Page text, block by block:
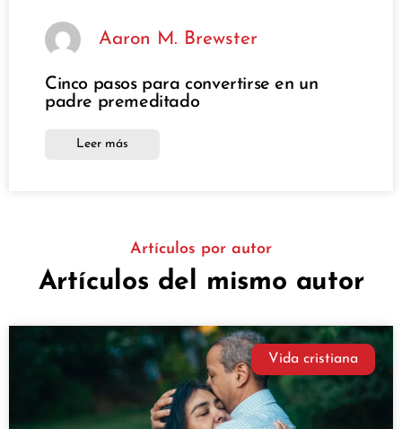
Aaron M. Brewster
Cinco pasos para convertirse en un
padre premeditado
Leer más
Artículos por autor
Artículos del mismo autor
Vida cristiana